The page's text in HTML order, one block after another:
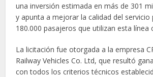
una inversión estimada en más de 301
y apunta a mejorar la calidad del servicio
180.000 pasajeros que utilizan esta línea
La licitación fue otorgada a la empresa
Railway Vehicles Co. Ltd, que resultó
con todos los criterios técnicos